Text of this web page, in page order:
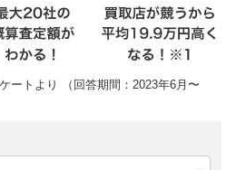
ートより （回答期間：2023年6月〜